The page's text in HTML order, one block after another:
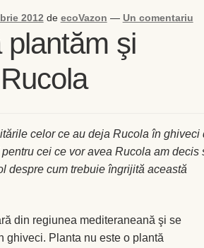
2012 de ecoVazon — Un comentariu
plantăm şi
celor ce au deja Rucola în ghiveci
cei ce vor avea Rucola am decis
despre cum trebuie îngrijită această
din regiunea mediteraneană şi se
ghiveci. Planta nu este o plantă